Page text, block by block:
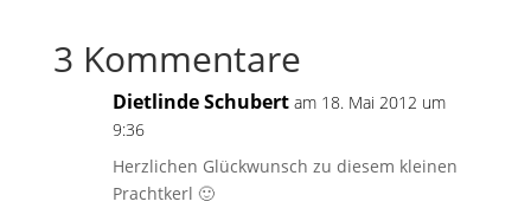
3 Kommentare
Dietlinde Schubert am 18. Mai 2012 um
9:36
Herzlichen Glückwunsch zu diesem kleinen
Prachtkerl 🙂